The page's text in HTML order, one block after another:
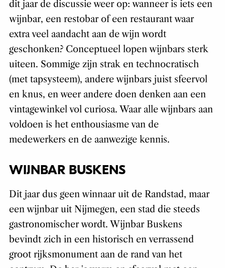
dit jaar de discussie weer op: wanneer is iets een
wijnbar, een restobar of een restaurant waar
extra veel aandacht aan de wijn wordt
geschonken? Conceptueel lopen wijnbars sterk
uiteen. Sommige zijn strak en technocratisch
(met tapsysteem), andere wijnbars juist sfeervol
en knus, en weer andere doen denken aan een
vintagewinkel vol curiosa. Waar alle wijnbars aan
voldoen is het enthousiasme van de
medewerkers en de aanwezige kennis.
WIJNBAR BUSKENS
Dit jaar dus geen winnaar uit de Randstad, maar
een wijnbar uit Nijmegen, een stad die steeds
gastronomischer wordt. Wijnbar Buskens
bevindt zich in een historisch en verrassend
groot rijksmonument aan de rand van het